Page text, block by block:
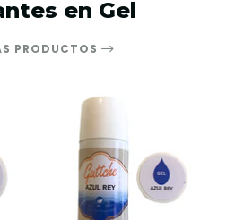
en Gel
PRODUCTOS